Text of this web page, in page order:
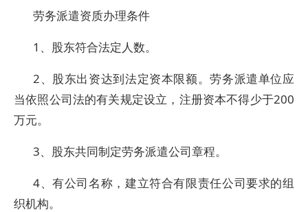
劳务派遣资质办理条件
1、股东符合法定人数。
2、股东出资达到法定资本限额。劳务派遣单位应
当依照公司法的有关规定设立，注册资本不得少于200
万元。
3、股东共同制定劳务派遣公司章程。
4、有公司名称，建立符合有限责任公司要求的组
织机构。